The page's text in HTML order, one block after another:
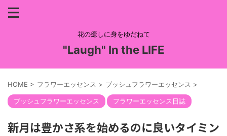
花の癒しに身をゆだねて
"Laugh" In the LIFE
HOME > フラワーエッセンス > ブッシュフラワーエッセンス >
ブッシュフラワーエッセンス フラワーエッセンス日誌
新月は豊かさ系を始めるのに良いタイミン